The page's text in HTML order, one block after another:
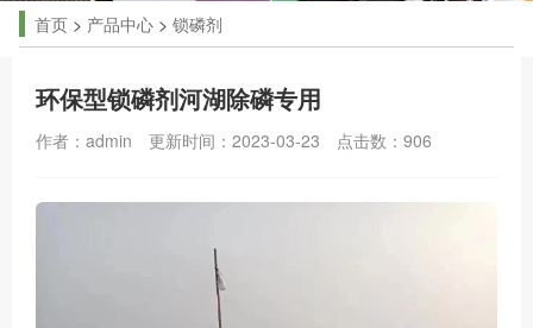
首页> 产品中心> 锁磷剂
环保型锁磷剂河湖除磷专用
作者：admin 更新时间：2023-03-23 点击数： 906